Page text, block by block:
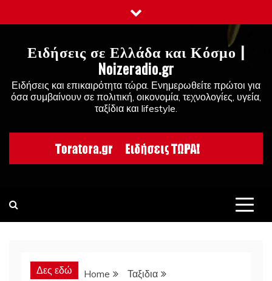
to
Ειδήσεις σε Ελλάδα και Κόσμο |
Noizeradio.gr
Ειδήσεις και επικαιρότητα τώρα. Ενημερωθείτε πρώτοι για
όσα συμβαίνουν σε πολιτική, οικονομία, τεχνολογίες, υγεία,
ταξίδια και lifestyle.
Δες εδώ Home
Ταξιδια